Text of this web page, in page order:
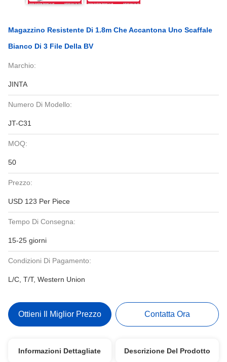
Magazzino Resistente Di 1.8m Che Accantona Uno Scaffale
Bianco Di 3 File Della BV
Marchio:
JINTA
Numero Di Modello:
JT-C31
MOQ:
50
Prezzo:
USD 123 Per Piece
Tempo Di Consegna:
15-25 giorni
Condizioni Di Pagamento:
L/C, T/T, Western Union
Ottieni Il Miglior Prezzo Contatta Ora
Informazioni Dettagliate Descrizione Del Prodotto